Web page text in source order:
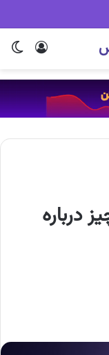
رسید؟
ورود
درباره